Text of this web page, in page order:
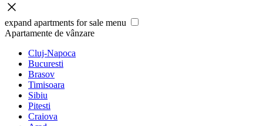
expand apartments for sale menu
Apartamente de vânzare
Cluj-Napoca
Bucuresti
Brasov
Timisoara
Sibiu
Pitesti
Craiova